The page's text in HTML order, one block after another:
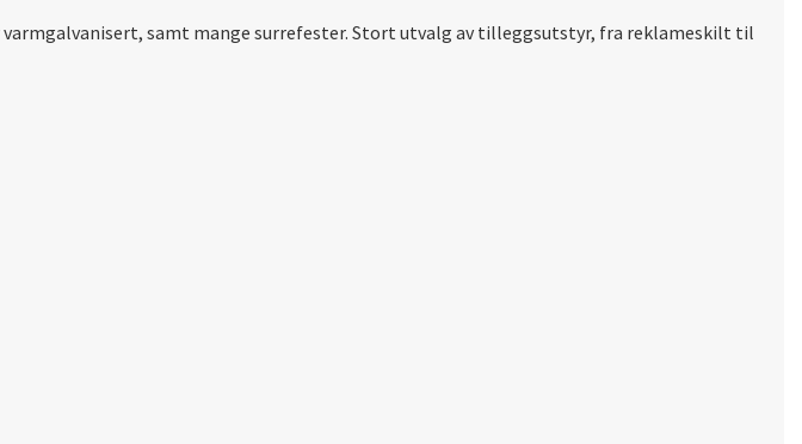
samt mange surrefester. Stort utvalg av tilleggsutstyr, fra reklameskilt til